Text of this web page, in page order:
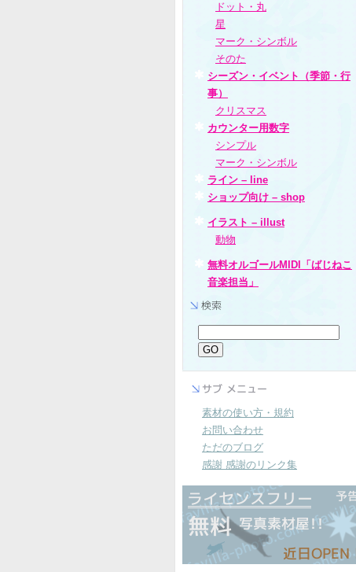
ドット・丸
星
マーク・シンボル
そのた
シーズン・イベント（季節・行
事）
クリスマス
カウンター用数字
シンプル
マーク・シンボル
ライン – line
ショップ向け – shop
イラスト – illust
動物
無料オルゴールMIDI「ばじねこ
音楽担当」
素材の使い方・規約
お問い合わせ
ただのブログ
感謝 感謝のリンク集